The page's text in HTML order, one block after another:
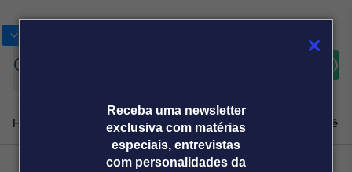
Receba uma newsletter
exclusiva com matérias
especiais, entrevistas
com personalidades da
Home Produtos e soluçõesNotíciasBlogWeekend